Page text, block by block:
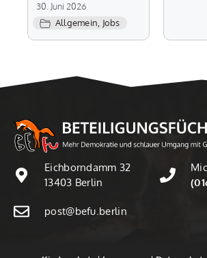
30. Juni 2026
Allgemein Jobs
Eichborndamm 32
13403 Berlin
post@befu.berlin